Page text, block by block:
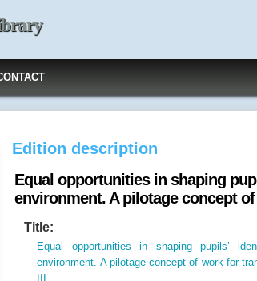
Edition description
Equal opportunities in shaping
environment. A pilotage concept
Title:
Equal opportunities in shaping pupils’
environment. A pilotage concept of work for